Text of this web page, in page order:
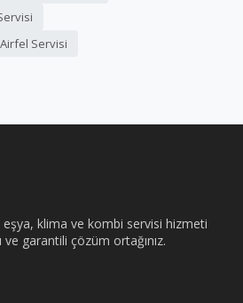
Servisi
klima ve kombi servisi hizmeti
ve garantili çözüm ortağınız.